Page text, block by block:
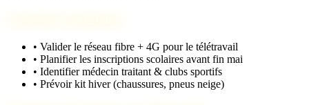
• Valider le réseau fibre + 4G pour le télétravail
• Planifier les inscriptions scolaires avant fin mai
• Identifier médecin traitant & clubs sportifs
• Prévoir kit hiver (chaussures, pneus neige)